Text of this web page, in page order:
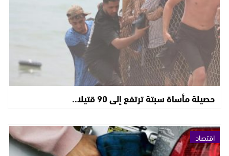
حصيلة مأساة سبتة ترتفع إلى 90 قتيلا..
اقتصاد